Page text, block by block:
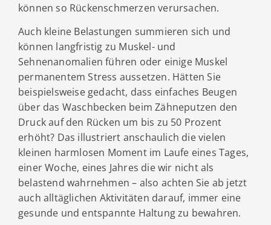
können so Rückenschmerzen verursachen.
Auch kleine Belastungen summieren sich und
können langfristig zu Muskel- und
Sehnenanomalien führen oder einige Muskel
permanentem Stress aussetzen. Hätten Sie
beispielsweise gedacht, dass einfaches Beugen
über das Waschbecken beim Zähneputzen den
Druck auf den Rücken um bis zu 50 Prozent
erhöht? Das illustriert anschaulich die vielen
kleinen harmlosen Moment im Laufe eines Tages,
einer Woche, eines Jahres die wir nicht als
belastend wahrnehmen – also achten Sie ab jetzt
auch alltäglichen Aktivitäten darauf, immer eine
gesunde und entspannte Haltung zu bewahren.